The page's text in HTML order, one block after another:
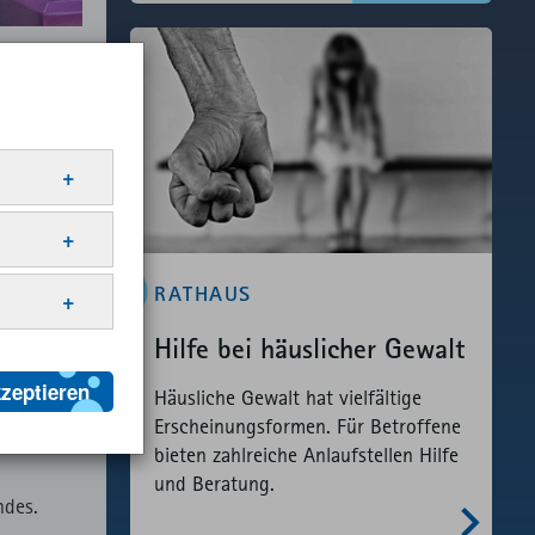
dem
dem
RATHAUS
Hilfe bei häuslicher Gewalt
Häusliche Gewalt hat vielfältige
Erscheinungsformen. Für Betroffene
bieten zahlreiche Anlaufstellen Hilfe
und Beratung.
Anbieter
Website
Website
Anbieter
Matomo
Ihre
Anbieter
Website